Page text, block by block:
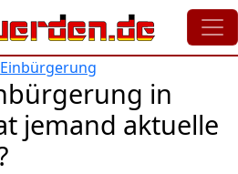
Einbürgerung
in
jemand aktuelle